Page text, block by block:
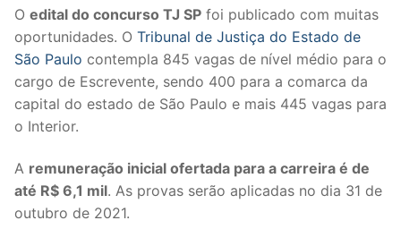
O edital do concurso TJ SP foi publicado com muitas
oportunidades. O Tribunal de Justiça do Estado de
São Paulo contempla 845 vagas de nível médio para o
cargo de Escrevente, sendo 400 para a comarca da
capital do estado de São Paulo e mais 445 vagas para
o Interior.
A remuneração inicial ofertada para a carreira é de
até R$ 6,1 mil. As provas serão aplicadas no dia 31 de
outubro de 2021.